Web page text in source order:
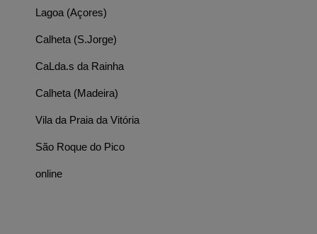
Lagoa (Açores)
Calheta (S.Jorge)
CaLda.s da Rainha
Calheta (Madeira)
Vila da Praia da Vitória
São Roque do Pico
online